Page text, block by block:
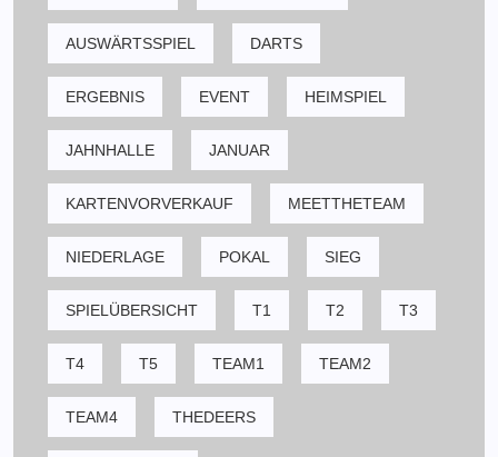
AUSWÄRTSSPIEL DARTS
ERGEBNIS EVENT HEIMSPIEL
JAHNHALLE JANUAR
KARTENVORVERKAUF MEETTHETEAM
NIEDERLAGE POKAL SIEG
SPIELÜBERSICHT T1 T2 T3
T4 T5 TEAM1 TEAM2
TEAM4 THEDEERS